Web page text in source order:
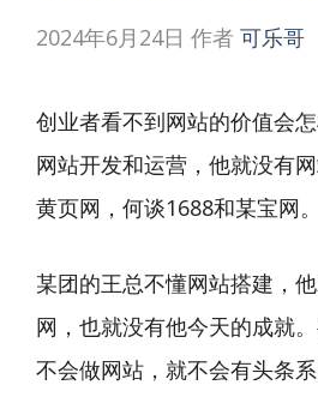
2024年6月24日 作者 可乐哥
创业者看不到网站的价值会
网站开发和运营，他就没有
黄页网，何谈1688和某宝网。
某团的王总不懂网站搭建，
网，也就没有他今天的成就
不会做网站，就不会有头条